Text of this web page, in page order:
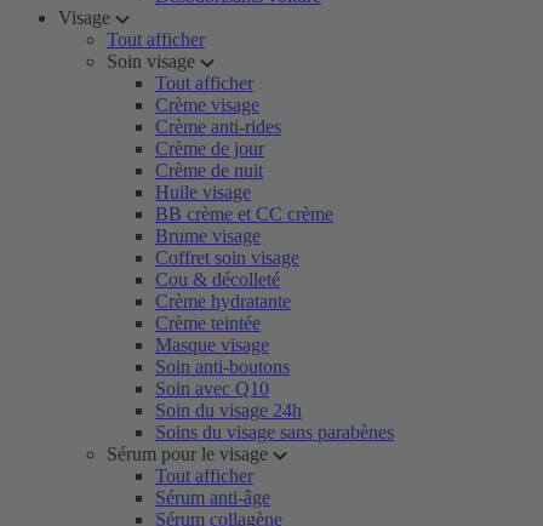
Visage
Tout afficher
Soin visage
Tout afficher
Crème visage
Crème anti-rides
Crème de jour
Crème de nuit
Huile visage
BB crème et CC crème
Brume visage
Coffret soin visage
Cou & décolleté
Crème hydratante
Crème teintée
Masque visage
Soin anti-boutons
Soin avec Q10
Soin du visage 24h
Soins du visage sans parabènes
Sérum pour le visage
Tout afficher
Sérum anti-âge
Sérum collagène